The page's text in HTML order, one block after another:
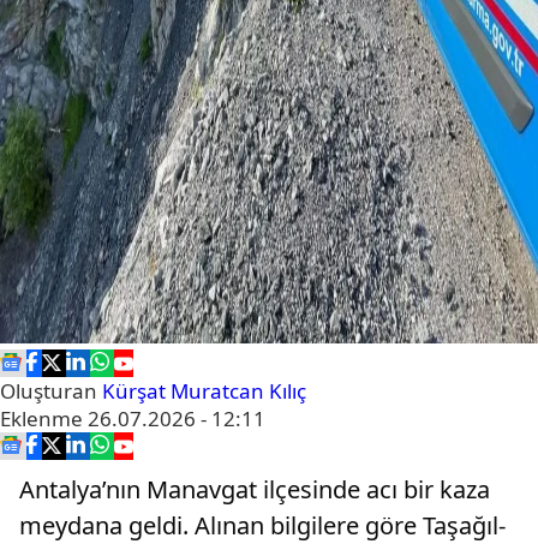
Oluşturan Kürşat Muratcan Kılıç
Eklenme 26.07.2026 - 12:11
Antalya’nın Manavgat ilçesinde acı bir kaza
meydana geldi. Alınan bilgilere göre Taşağıl-